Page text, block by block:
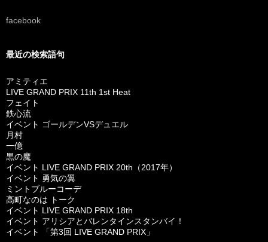
facebook
最近の検索語句
アミティエ
LIVE GRAND PRIX 11th 1st Heat
フェイト
鉄心流
イベント ゴールデンVSデュエル
月村
一億
黒の魔
イベント LIVE GRAND PRIX 20th（2017年）
イベント 勇気の翼
ミントブルーコーデ
高町なのは トーク
イベント LIVE GRAND PRIX 18th
イベント アリシアとバレンタインスタンバイ！
イベント 「第3回 LIVE GRAND PRIX」